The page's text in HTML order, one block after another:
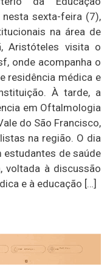
nesta sexta-feira (7),
na área de
Aristóteles visita o
onde acompanha o
residência médica e
À tarde, a
em Oftalmologia
do São Francisco,
na região. O dia
estudantes de saúde
voltada à discussão
e à educação […]